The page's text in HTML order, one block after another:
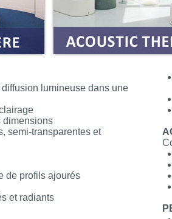
lumineuse dans une
dimensions
semi-transparentes et
de profils ajourés
et radiants